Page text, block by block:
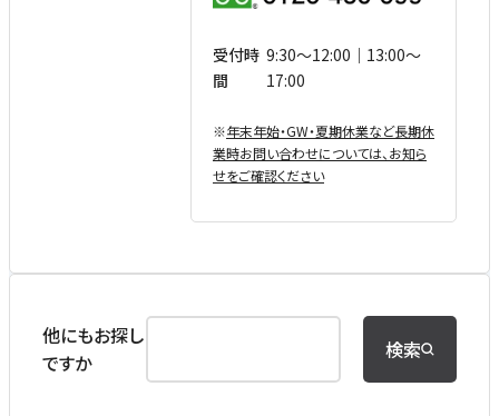
受付時
間
9:30〜12:00｜13:00〜
17:00
※年末年始・GW・夏期休業など⻑期休
業時お問い合わせについては、お知ら
せをご確認ください
他にもお探し
ですか
検索